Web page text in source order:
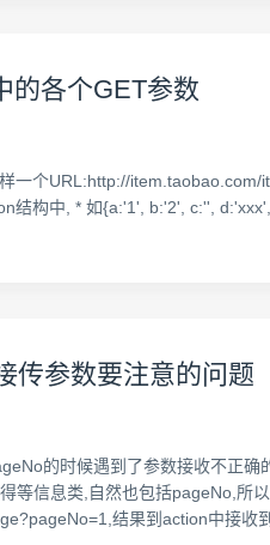
的各个GET参数
样一个URL:http://
结构中, * 如{a:'1', b:'2', c:'',
传参数要注意的问题
的时候遇到了参数接收不正
等信息类,自然也包括pageNo,所
结果到action中接收